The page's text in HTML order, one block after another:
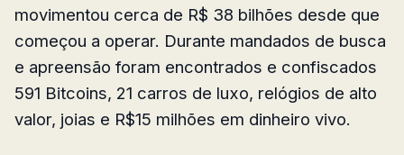
movimentou cerca de R$ 38 bilhões desde que
começou a operar. Durante mandados de busca
e apreensão foram encontrados e confiscados
591 Bitcoins, 21 carros de luxo, relógios de alto
valor, joias e R$15 milhões em dinheiro vivo.